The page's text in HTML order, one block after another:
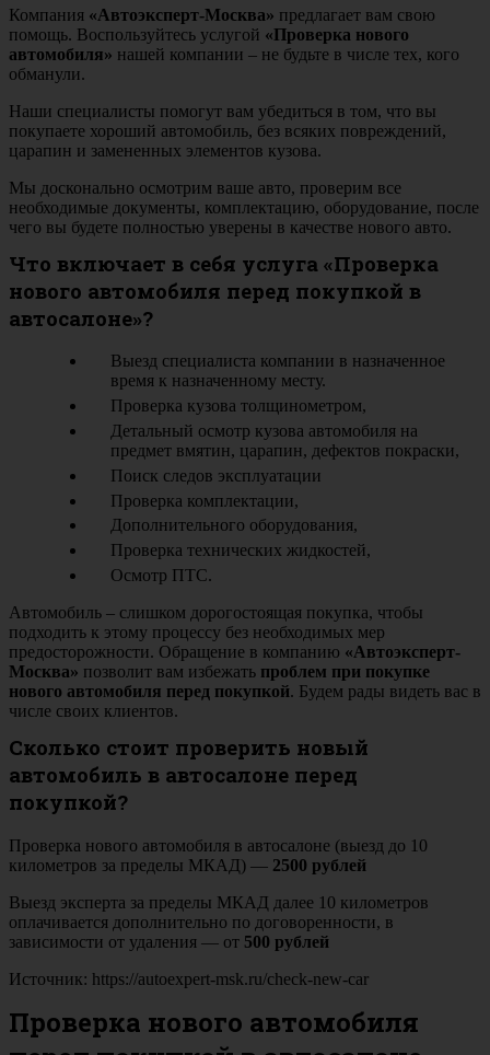
Компания «Автоэксперт-Москва» предлагает вам свою
помощь. Воспользуйтесь услугой «Проверка нового
автомобиля» нашей компании – не будьте в числе тех, кого
обманули.
Наши специалисты помогут вам убедиться в том, что вы
покупаете хороший автомобиль, без всяких повреждений,
царапин и замененных элементов кузова.
Мы досконально осмотрим ваше авто, проверим все
необходимые документы, комплектацию, оборудование, после
чего вы будете полностью уверены в качестве нового авто.
Что включает в себя услуга «Проверка
нового автомобиля перед покупкой в
автосалоне»?
Выезд специалиста компании в назначенное
время к назначенному месту.
Проверка кузова толщинометром,
Детальный осмотр кузова автомобиля на
предмет вмятин, царапин, дефектов покраски,
Поиск следов эксплуатации
Проверка комплектации,
Дополнительного оборудования,
Проверка технических жидкостей,
Осмотр ПТС.
Автомобиль – слишком дорогостоящая покупка, чтобы
подходить к этому процессу без необходимых мер
предосторожности. Обращение в компанию «Автоэксперт-
Москва» позволит вам избежать проблем при покупке
нового автомобиля перед покупкой. Будем рады видеть вас в
числе своих клиентов.
Сколько стоит проверить новый
автомобиль в автосалоне перед
покупкой?
Проверка нового автомобиля в автосалоне (выезд до 10
километров за пределы МКАД) — 2500 рублей
Выезд эксперта за пределы МКАД далее 10 километров
оплачивается дополнительно по договоренности, в
зависимости от удаления — от 500 рублей
Источник: https://autoexpert-msk.ru/check-new-car
Проверка нового автомобиля